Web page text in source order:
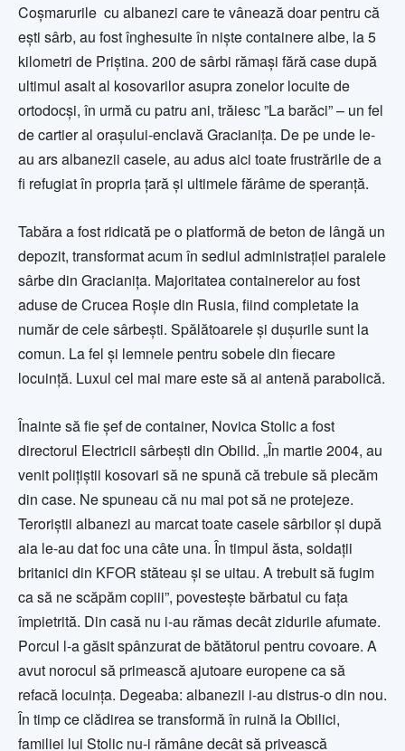
Coșmarurile cu albanezi care te vânează doar pentru că
ești sârb, au fost înghesuite în niște containere albe, la 5
kilometri de Priștina. 200 de sârbi rămași fără case după
ultimul asalt al kosovarilor asupra zonelor locuite de
ortodocși, în urmă cu patru ani, trăiesc ”La barăci” – un fel
de cartier al orașului-enclavă Gracianița. De pe unde le-
au ars albanezii casele, au adus aici toate frustrările de a
fi refugiat în propria țară și ultimele fărâme de speranță.
Tabăra a fost ridicată pe o platformă de beton de lângă un
depozit, transformat acum în sediul administraţiei paralele
sârbe din Gracianiţa. Majoritatea containerelor au fost
aduse de Crucea Roşie din Rusia, fiind completate la
număr de cele sârbeşti. Spălătoarele şi duşurile sunt la
comun. La fel şi lemnele pentru sobele din fiecare
locuinţă. Luxul cel mai mare este să ai antenă parabolică.
Înainte să fie şef de container, Novica Stolic a fost
directorul Electricii sârbeşti din Obilid. „În martie 2004, au
venit poliţiştii kosovari să ne spună că trebuie să plecăm
din case. Ne spuneau că nu mai pot să ne protejeze.
Teroriştii albanezi au marcat toate casele sârbilor şi după
aia le-au dat foc una câte una. În timpul ăsta, soldaţii
britanici din KFOR stăteau şi se uitau. A trebuit să fugim
ca să ne scăpăm copiii”, povesteşte bărbatul cu faţa
împietrită. Din casă nu i-au rămas decât zidurile afumate.
Porcul l-a găsit spânzurat de bătătorul pentru covoare. A
avut norocul să primească ajutoare europene ca să
refacă locuinţa. Degeaba: albanezii i-au distrus-o din nou.
În timp ce clădirea se transformă în ruină la Obilici,
familiei lui Stolic nu-i rămâne decât să privească